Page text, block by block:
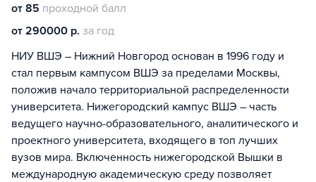
от 85 проходной балл
от 290000 р. за год
НИУ ВШЭ – Нижний Новгород основан в 1996 году и
стал первым кампусом ВШЭ за пределами Москвы,
положив начало территориальной распределенности
университета. Нижегородский кампус ВШЭ – часть
ведущего научно-образовательного, аналитического и
проектного университета, входящего в топ лучших
вузов мира. Включенность нижегородской Вышки в
международную академическую среду позволяет